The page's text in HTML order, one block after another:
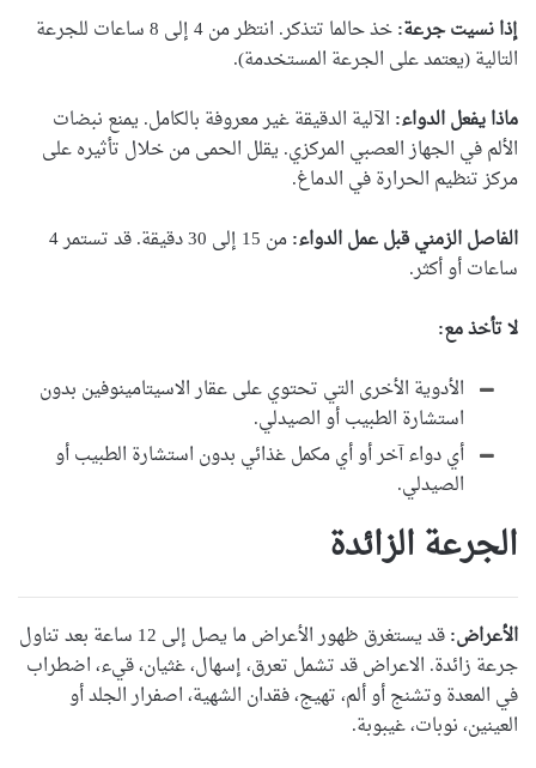
إذا نسيت جرعة:
خذ حالما تتذكر. انتظر من 4 إلى 8 ساعات للجرعة
التالية (يعتمد على الجرعة المستخدمة).
ماذا يفعل الدواء: الآلية الدقيقة غير معروفة بالكامل. يمنع نبضات
الألم في الجهاز العصبي المركزي. يقلل الحمى من خلال تأثيره على
مركز تنظيم الحرارة في الدماغ.
الفاصل الزمني قبل عمل الدواء:
من 15 إلى 30 دقيقة. قد تستمر 4
ساعات أو أكثر.
لا تأخذ مع:
الأدوية الأخرى التي تحتوي على عقار الاسيتامينوفين بدون
استشارة الطبيب أو الصيدلي.
أي دواء آخر أو أي مكمل غذائي بدون استشارة الطبيب أو
الصيدلي.
الجرعة الزائدة
الأعراض:
قد يستغرق ظهور الأعراض ما يصل إلى 12 ساعة بعد تناول
جرعة زائدة. الاعراض قد تشمل تعرق، إسهال، غثيان، قيء، اضطراب
في المعدة وتشنج أو ألم، تهيج، فقدان الشهية، اصفرار الجلد أو
العينين، نوبات، غيبوبة.